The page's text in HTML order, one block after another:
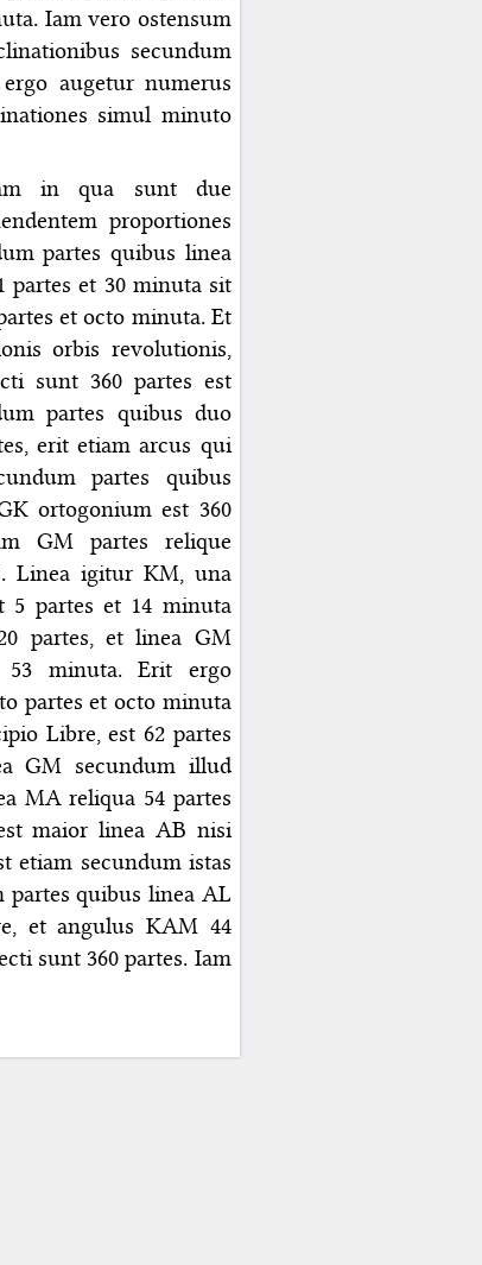
Iam vero ostensum
secundum
augetur numerus
simul minuto
in qua sunt due
proportiones
partes quibus linea
partes et 30 minuta sit
et octo minuta. Et
orbis revolutionis,
sunt 360 partes est
partes quibus duo
erit etiam arcus qui
partes quibus
ortogonium est 360
GM partes relique
Linea igitur KM, una
5 partes et 14 minuta
partes, et linea GM
53 minuta. Erit ergo
partes et octo minuta
Libre, est 62 partes
GM secundum illud
MA reliqua 54 partes
maior linea AB nisi
etiam secundum istas
partes quibus linea AL
et angulus KAM 44
sunt 360 partes. Iam